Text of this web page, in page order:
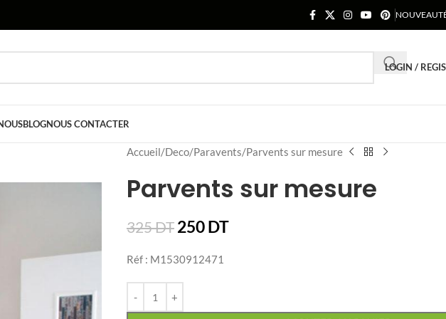
LOGIN /
BLOGNOUS CONTACTER
Accueil Deco Paravents Parvents sur mesure
Parvents sur mesure
325DT 250DT
Réf : M1530912471